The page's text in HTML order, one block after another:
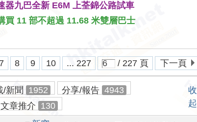
器九巴全新 E6M 上荃錦公路試車
買 11 部不超過 11.68 米雙層巴士
7 8 9 10 ... 227 / 227 頁 下一頁
收
起
/新聞 1952 分享/報告 4943
文章推介 130